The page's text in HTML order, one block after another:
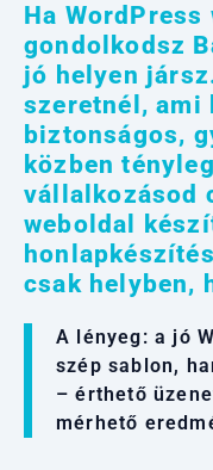
Ha
gondolkodsz
jó helyen
szeretnél,
biztonságos,
közben
vállalkozásod
weboldal
csak helyben,
A lényeg: a jó
szép sablon,
– érthető
mérhető